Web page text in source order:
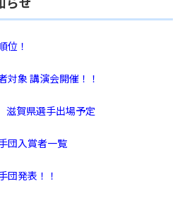
らせ
位！
対象 講演会開催！！
滋賀県選手出場予定
団入賞者一覧
発表！！